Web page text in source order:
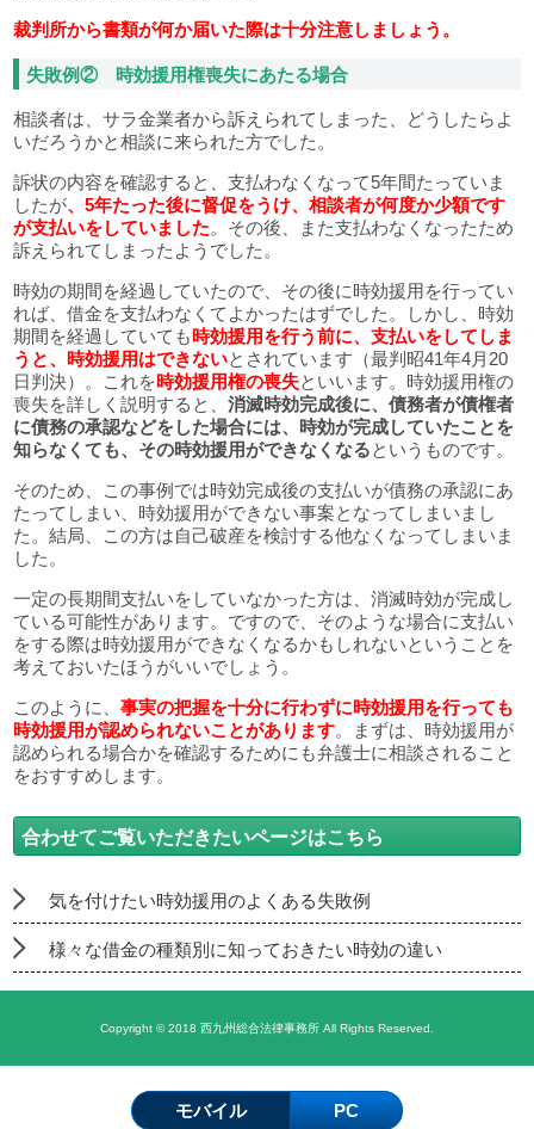
裁判所から書類が何か届いた際は十分注意しましょう。
失敗例② 時効援用権喪失にあたる場合
相談者は、サラ金業者から訴えられてしまった、どうしたらよ
いだろうかと相談に来られた方でした。
訴状の内容を確認すると、支払わなくなって5年間たっていま
したが、5年たった後に督促をうけ、相談者が何度か少額です
が支払いをしていました。その後、また支払わなくなったため
訴えられてしまったようでした。
時効の期間を経過していたので、その後に時効援用を行ってい
れば、借金を支払わなくてよかったはずでした。しかし、時効
期間を経過していても時効援用を行う前に、支払いをしてしま
うと、時効援用はできないとされています（最判昭41年4月20
日判決）。これを時効援用権の喪失といいます。時効援用権の
喪失を詳しく説明すると、消滅時効完成後に、債務者が債権者
に債務の承認などをした場合には、時効が完成していたことを
知らなくても、その時効援用ができなくなるというものです。
そのため、この事例では時効完成後の支払いが債務の承認にあ
たってしまい、時効援用ができない事案となってしまいまし
た。結局、この方は自己破産を検討する他なくなってしまいま
した。
一定の長期間支払いをしていなかった方は、消滅時効が完成し
ている可能性があります。ですので、そのような場合に支払い
をする際は時効援用ができなくなるかもしれないということを
考えておいたほうがいいでしょう。
このように、事実の把握を十分に行わずに時効援用を行っても
時効援用が認められないことがあります。まずは、時効援用が
認められる場合かを確認するためにも弁護士に相談されること
をおすすめします。
合わせてご覧いただきたいページはこちら
気を付けたい時効援用のよくある失敗例
様々な借金の種類別に知っておきたい時効の違い
Copyright © 2018 西九州総合法律事務所 All Rights Reserved.
モバイル PC